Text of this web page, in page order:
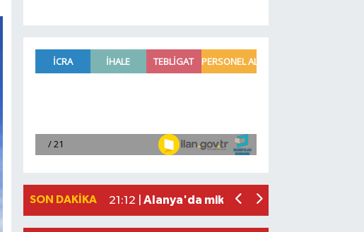
SON DAKIKA
2026 Air Badminton Türkiye
21:12 | Alanya'da mikroplastik kirliliği